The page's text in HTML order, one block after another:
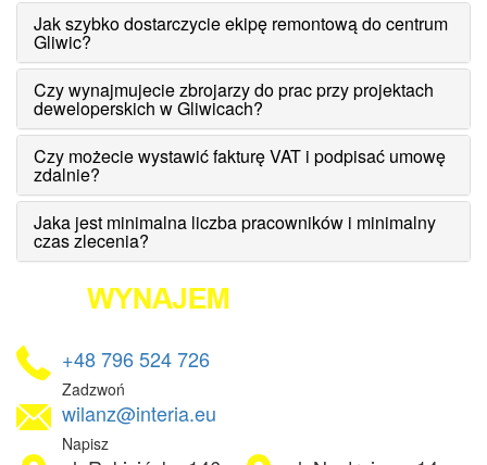
Jak szybko dostarczycie ekipę remontową do centrum
Gliwic?
Czy wynajmujecie zbrojarzy do prac przy projektach
deweloperskich w Gliwicach?
Czy możecie wystawić fakturę VAT i podpisać umowę
zdalnie?
Jaka jest minimalna liczba pracowników i minimalny
czas zlecenia?
+48 796 524 726
Zadzwoń
wilanz@interia.eu
Napisz